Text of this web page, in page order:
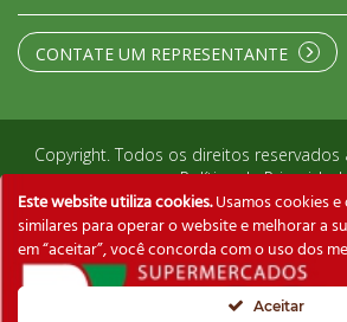
CONTATE UM REPRESENTANTE
Copyright. Todos os direitos
Política de
Este website utiliza cookies.Usamos cookies
similares para operar o website e melhorar a
em “aceitar”, você concorda com o uso dos
Aceitar